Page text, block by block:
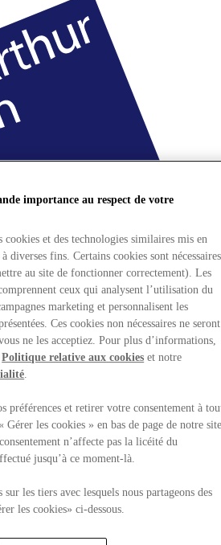
importance au respect de votre
et des technologies similaires mis en
diverses fins. Certains cookies sont nécessaires
au site de fonctionner correctement). Les
ceux qui analysent l’utilisation du
marketing et personnalisent les
Ces cookies non nécessaires ne seront
ne les acceptiez. Pour plus d’informations,
Politique relative aux cookies et notre
préférences et retirer votre consentement à
les cookies » en bas de page de notre
n’affecte pas la licéité du
jusqu’à ce moment-là.
les tiers avec lesquels nous partageons des
les cookies» ci-dessous.